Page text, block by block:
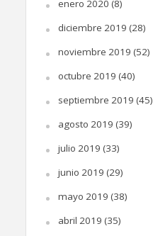
enero 2020 (8)
diciembre 2019 (28)
noviembre 2019 (52)
octubre 2019 (40)
septiembre 2019 (45)
agosto 2019 (39)
julio 2019 (33)
junio 2019 (29)
mayo 2019 (38)
abril 2019 (35)